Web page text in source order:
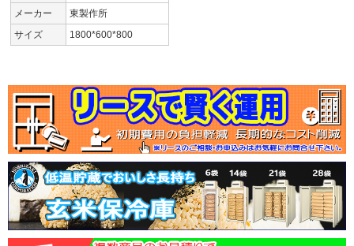
メーカー
東製作所
サイズ
1800*600*800